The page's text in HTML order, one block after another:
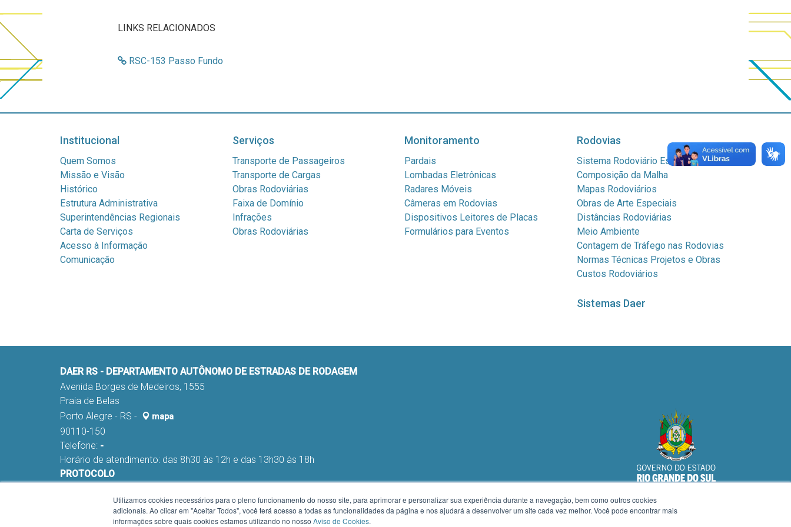
LINKS RELACIONADOS
RSC-153 Passo Fundo
Institucional
Quem Somos
Missão e Visão
Histórico
Estrutura Administrativa
Superintendências Regionais
Carta de Serviços
Acesso à Informação
Comunicação
Serviços
Transporte de Passageiros
Transporte de Cargas
Obras Rodoviárias
Faixa de Domínio
Infrações
Obras Rodoviárias
Monitoramento
Pardais
Lombadas Eletrônicas
Radares Móveis
Câmeras em Rodovias
Dispositivos Leitores de Placas
Formulários para Eventos
Rodovias
Sistema Rodoviário Estadual
Composição da Malha
Mapas Rodoviários
Obras de Arte Especiais
Distâncias Rodoviárias
Meio Ambiente
Contagem de Tráfego nas Rodovias
Normas Técnicas Projetos e Obras
Custos Rodoviários
Sistemas Daer
DAER RS - DEPARTAMENTO AUTÔNOMO DE ESTRADAS DE RODAGEM
Avenida Borges de Medeiros, 1555
Praia de Belas
Porto Alegre - RS -
mapa
90110-150
Telefone: -
Horário de atendimento: das 8h30 às 12h e das 13h30 às 18h
PROTOCOLO
nca-proa@daer.rs.gov.br
Horário de atendimento Protocolo: das 9h às 12h e das 13h às 16h
Utilizamos cookies necessários para o pleno funcionamento do nosso site, para aprimorar e personalizar sua experiência durante a navegação, bem como outros cookies
adicionais. Ao clicar em "Aceitar Todos", você terá acesso a todas as funcionalidades da página e nos ajudará a desenvolver um site cada vez melhor. Você pode encontrar mais
informações sobre quais cookies estamos utilizando no nosso Aviso de Cookies.